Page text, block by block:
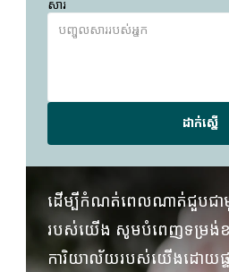
សារ
ដាក់ស្នើ
ដើម្បីកំណត់ពេលណាត់ជួបជា
របស់យើង សូមបំពេញទម្រង់ខ
ការិយាល័យរបស់យើងដោយផ្